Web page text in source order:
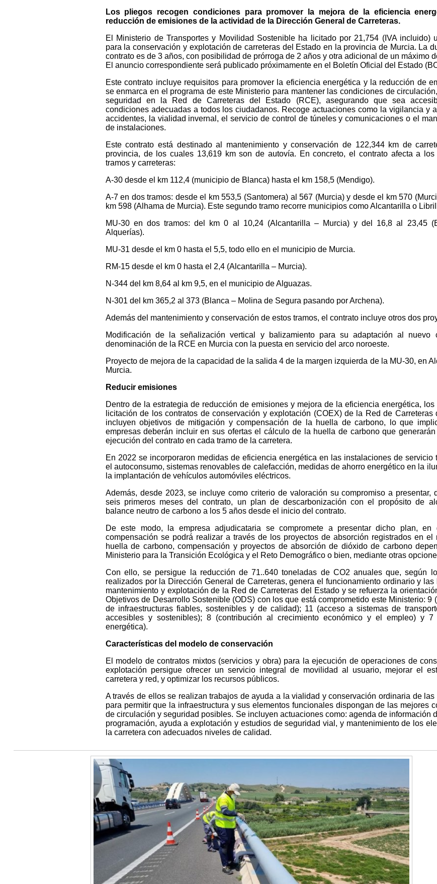
Los pliegos recogen condiciones para promover la mejora de la eficiencia
reducción de emisiones de la actividad de la Dirección General de Carreteras.
El Ministerio de Transportes y Movilidad Sostenible ha licitado por 21,754 (IVA incluido)
para la conservación y explotación de carreteras del Estado en la provincia de Murcia. La
contrato es de 3 años, con posibilidad de prórroga de 2 años y otra adicional de un máximo
El anuncio correspondiente será publicado próximamente en el Boletín Oficial del Estado
Este contrato incluye requisitos para promover la eficiencia energética y la reducción de
se enmarca en el programa de este Ministerio para mantener las condiciones de
seguridad en la Red de Carreteras del Estado (RCE), asegurando que sea
condiciones adecuadas a todos los ciudadanos. Recoge actuaciones como la vigilancia y
accidentes, la vialidad invernal, el servicio de control de túneles y comunicaciones o el
de instalaciones.
Este contrato está destinado al mantenimiento y conservación de 122,344 km de
provincia, de los cuales 13,619 km son de autovía. En concreto, el contrato afecta a los
tramos y carreteras:
A-30 desde el km 112,4 (municipio de Blanca) hasta el km 158,5 (Mendigo).
A-7 en dos tramos: desde el km 553,5 (Santomera) al 567 (Murcia) y desde el km 570
km 598 (Alhama de Murcia). Este segundo tramo recorre municipios como Alcantarilla o
MU-30 en dos tramos: del km 0 al 10,24 (Alcantarilla – Murcia) y del 16,8 al 23,45
Alquerías).
MU-31 desde el km 0 hasta el 5,5, todo ello en el municipio de Murcia.
RM-15 desde el km 0 hasta el 2,4 (Alcantarilla – Murcia).
N-344 del km 8,64 al km 9,5, en el municipio de Alguazas.
N-301 del km 365,2 al 373 (Blanca – Molina de Segura pasando por Archena).
Además del mantenimiento y conservación de estos tramos, el contrato incluye otros dos
Modificación de la señalización vertical y balizamiento para su adaptación al nuevo
denominación de la RCE en Murcia con la puesta en servicio del arco noroeste.
Proyecto de mejora de la capacidad de la salida 4 de la margen izquierda de la MU-30, en
Murcia.
Reducir emisiones
Dentro de la estrategia de reducción de emisiones y mejora de la eficiencia energética,
licitación de los contratos de conservación y explotación (COEX) de la Red de Carreteras
incluyen objetivos de mitigación y compensación de la huella de carbono, lo que
empresas deberán incluir en sus ofertas el cálculo de la huella de carbono que
ejecución del contrato en cada tramo de la carretera.
En 2022 se incorporaron medidas de eficiencia energética en las instalaciones de servicio
el autoconsumo, sistemas renovables de calefacción, medidas de ahorro energético en la
la implantación de vehículos automóviles eléctricos.
Además, desde 2023, se incluye como criterio de valoración su compromiso a presentar,
seis primeros meses del contrato, un plan de descarbonización con el propósito de
balance neutro de carbono a los 5 años desde el inicio del contrato.
De este modo, la empresa adjudicataria se compromete a presentar dicho plan,
compensación se podrá realizar a través de los proyectos de absorción registrados en el
huella de carbono, compensación y proyectos de absorción de dióxido de carbono
Ministerio para la Transición Ecológica y el Reto Demográfico o bien, mediante otras
Con ello, se persigue la reducción de 71..640 toneladas de CO2 anuales que, según
realizados por la Dirección General de Carreteras, genera el funcionamiento ordinario y las
mantenimiento y explotación de la Red de Carreteras del Estado y se refuerza la
Objetivos de Desarrollo Sostenible (ODS) con los que está comprometido este Ministerio: 9
de infraestructuras fiables, sostenibles y de calidad); 11 (acceso a sistemas de
accesibles y sostenibles); 8 (contribución al crecimiento económico y el empleo) y 7
energética).
Características del modelo de conservación
El modelo de contratos mixtos (servicios y obra) para la ejecución de operaciones de
explotación persigue ofrecer un servicio integral de movilidad al usuario, mejorar el
carretera y red, y optimizar los recursos públicos.
A través de ellos se realizan trabajos de ayuda a la vialidad y conservación ordinaria de las
para permitir que la infraestructura y sus elementos funcionales dispongan de las mejores
de circulación y seguridad posibles. Se incluyen actuaciones como: agenda de información
programación, ayuda a explotación y estudios de seguridad vial, y mantenimiento de los
la carretera con adecuados niveles de calidad.